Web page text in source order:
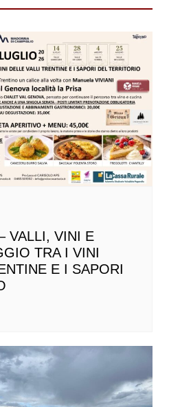
VALLI, VINI E
TRA I VINI
E I SAPORI